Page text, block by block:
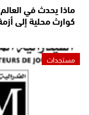
ماذا يحدث في
كوارث محلية إلى
مستجدات